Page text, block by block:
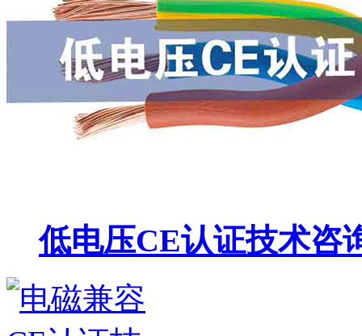
低电压CE认证技术咨